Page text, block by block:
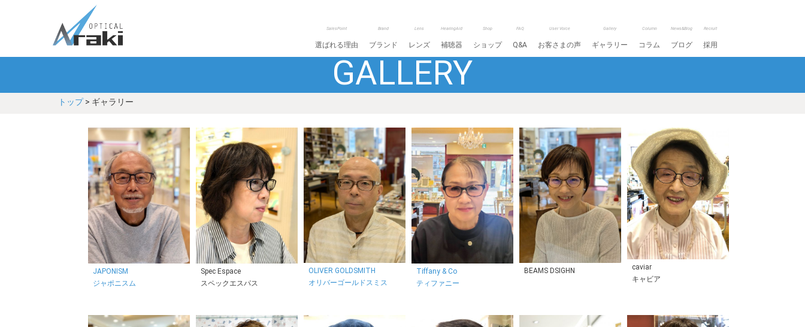
SalesPoint
選ばれる理由
Brand
ブランド
Lens
レンズ
HearingAid
補聴器
Shop
ショップ
FAQ
Q&A
User Voice
お客さまの声
Gallery
ギャラリー
Column
コラム
News&Blog
ブログ
Recruit
採用
GALLERY
トップ> ギャラリー
JAPONISM
ジャポニスム
Spec Espace
スペックエスパス
OLIVER GOLDSMITH
オリバーゴールドスミス
Tiffany & Co
ティファニー
BEAMS DSIGHN
caviar
キャビア